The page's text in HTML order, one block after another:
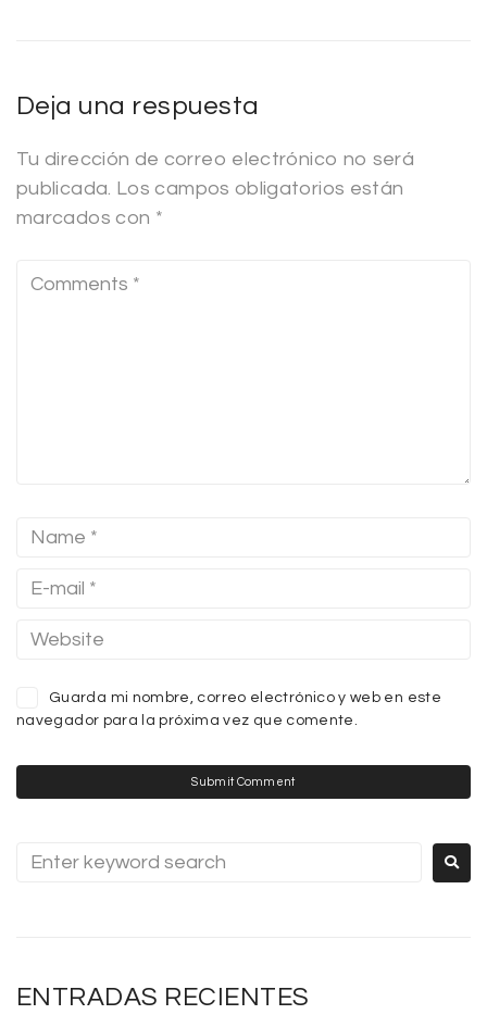
Deja una respuesta
Tu dirección de correo electrónico no será
publicada. Los campos obligatorios están
marcados con *
Guarda mi nombre, correo electrónico y web en este
navegador para la próxima vez que comente.
ENTRADAS RECIENTES